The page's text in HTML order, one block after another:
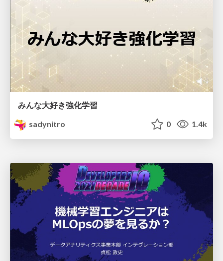
みんな大好き強化学習
sadynitro
0 1.4k